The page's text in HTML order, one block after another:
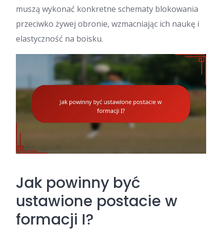
muszą wykonać konkretne schematy blokowania
przeciwko żywej obronie, wzmacniając ich naukę i
elastyczność na boisku.
Jak powinny być
ustawione postacie w
formacji I?